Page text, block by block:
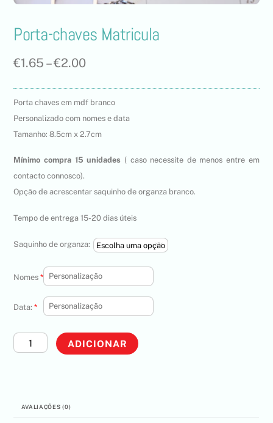
Porta-chaves Matricula
€1.65 –€2.00
Porta chaves em mdf branco
Personalizado com nomes e data
Tamanho: 8.5cm x 2.7cm
Mínimo compra 15 unidades ( caso necessite de menos entre em
contacto connosco).
Opção de acrescentar saquinho de organza branco.
Tempo de entrega 15-20 dias úteis
Saquinho de organza:
Nomes *
Data: *
Quantidade
de
ADICIONAR
AVALIAÇÕES (0)